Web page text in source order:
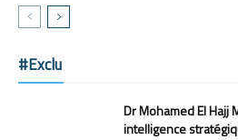
#Exclu
Dr Mohamed El Hajj
intelligence